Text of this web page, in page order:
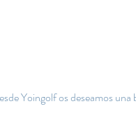
Yoingolf os deseamos una